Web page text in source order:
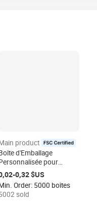
product
certified
d'Emballage
pour
Bougies en Gros,
Boîte d'Emballage en
Kraft Naturel pour
Parfumées
0,32 $US
Order: 5000 boîtes
sold